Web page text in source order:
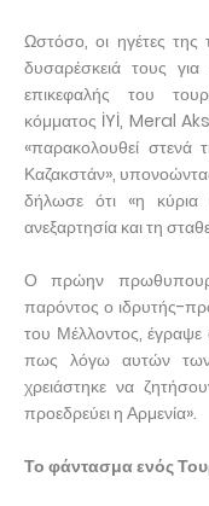
Ωστόσο, οι ηγέτες της
δυσαρέσκειά τους
επικεφαλής του
κόμματος İYİ, Meral
«παρακολουθεί στενά
Καζακστάν»,
δήλωσε ότι «η κύρια
ανεξαρτησία και τη
Ο πρώην
παρόντος ο ιδρυτής-
του Μέλλοντος, έγραψε
πως λόγω αυτών των
χρειάστηκε να
προεδρεύει η Αρμενία».
Το φάντασμα ενός